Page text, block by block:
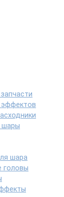
эффектов
шары
шара
головы